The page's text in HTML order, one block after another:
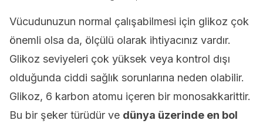
Vücudunuzun normal çalışabilmesi için glikoz çok
önemli olsa da, ölçülü olarak ihtiyacınız vardır.
Glikoz seviyeleri çok yüksek veya kontrol dışı
olduğunda ciddi sağlık sorunlarına neden olabilir.
Glikoz, 6 karbon atomu içeren bir monosakkarittir.
Bu bir şeker türüdür ve dünya üzerinde en bol